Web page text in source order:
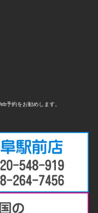
予約をお勧めします。